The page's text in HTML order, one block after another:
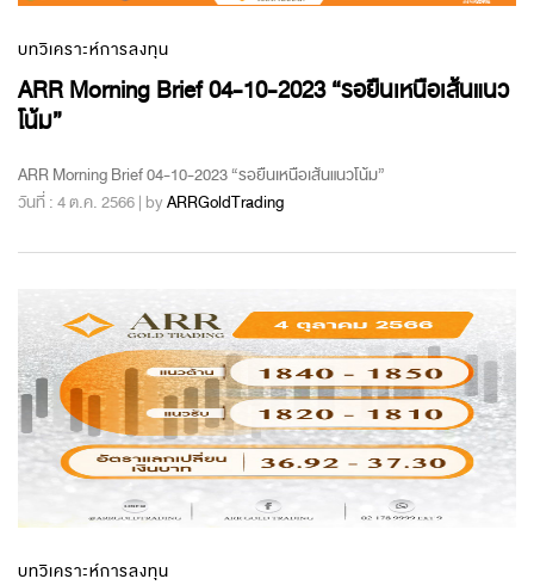
บทวิเคราะห์การลงทุน
ARR Morning Brief 04-10-2023 “รอยืนเหนือเส้นแนว
โน้ม”
ARR Morning Brief 04-10-2023 “รอยืนเหนือเส้นแนวโน้ม”
วันที่ : 4 ต.ค. 2566 | byARRGoldTrading
บทวิเคราะห์การลงทุน